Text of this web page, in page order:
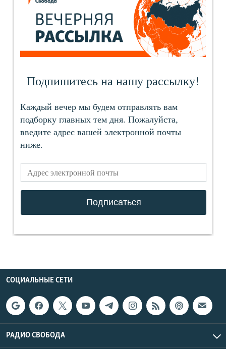
СОЦИАЛЬНЫЕ СЕТИ
РАДИО СВОБОДА